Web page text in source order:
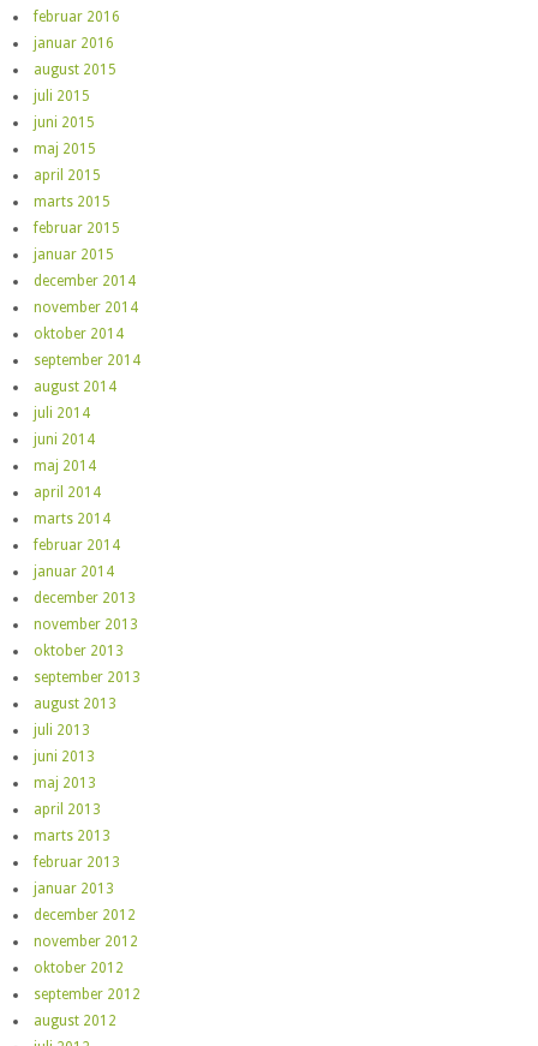
februar 2016
januar 2016
august 2015
juli 2015
juni 2015
maj 2015
april 2015
marts 2015
februar 2015
januar 2015
december 2014
november 2014
oktober 2014
september 2014
august 2014
juli 2014
juni 2014
maj 2014
april 2014
marts 2014
februar 2014
januar 2014
december 2013
november 2013
oktober 2013
september 2013
august 2013
juli 2013
juni 2013
maj 2013
april 2013
marts 2013
februar 2013
januar 2013
december 2012
november 2012
oktober 2012
september 2012
august 2012